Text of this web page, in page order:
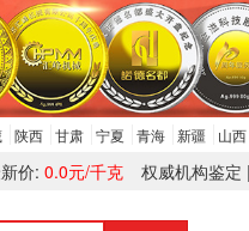
陕西 甘肃 宁夏 青海 新疆 山西
权威机构鉴定
价: 0.0元/千克